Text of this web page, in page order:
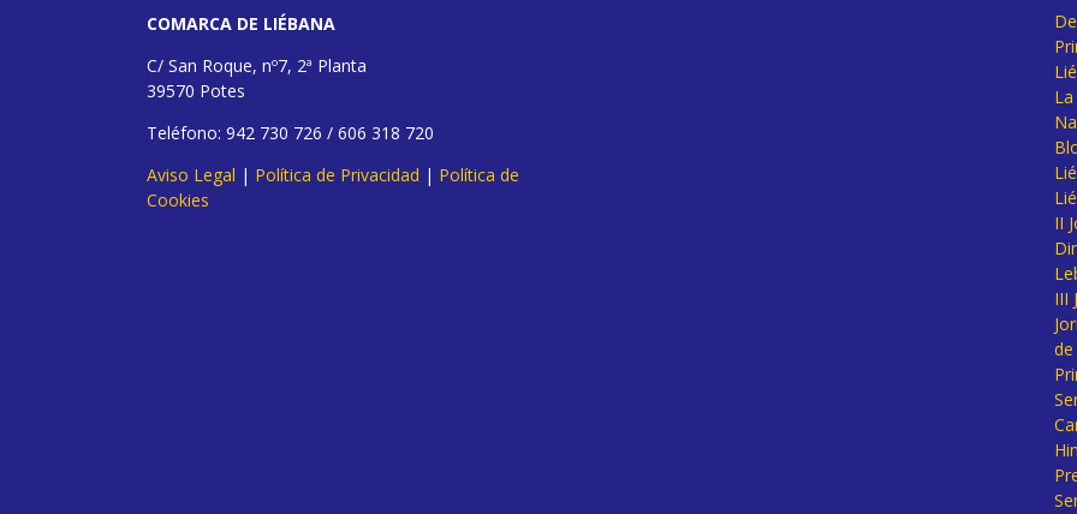
COMARCA DE LIÉBANA
C/ San Roque, nº7, 2ª Planta
39570 Potes
Teléfono: 942 730 726 / 606 318 720
Aviso Legal | Política de Privacidad | Política de
Cookies
II
III